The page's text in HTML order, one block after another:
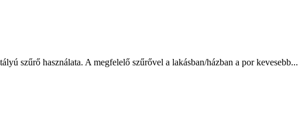
szűrő használata. A megfelelő szűrővel a lakásban/házban a por kevesebb...